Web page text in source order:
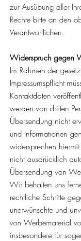
zur Ausübung aller
Rechte bitte an den
Verantwortlichen.
Widerspruch gegen
Im Rahmen der
Impressumspflicht
Kontaktdaten
werden von dritten
Übersendung nicht
und Informationen
widersprechen
nicht ausdrücklich
Übersendung von
Wir behalten uns
rechtliche Schritte
unerwünschte und
von Werbematerial
insbesondere für